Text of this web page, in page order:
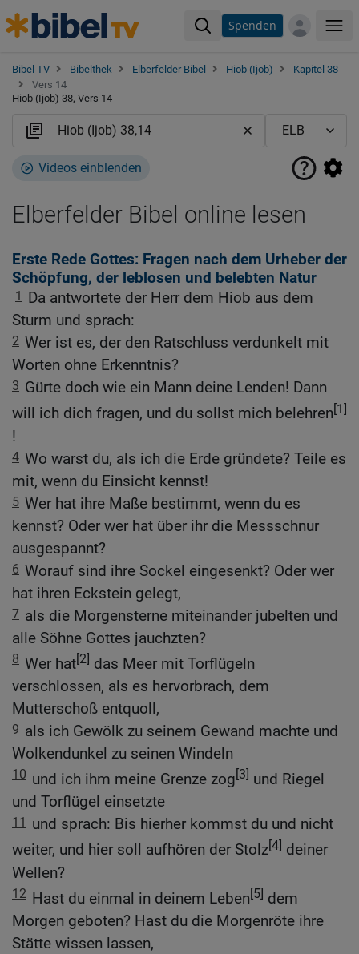
Spenden
Bibel TV Bibelthek Elberfelder Bibel Hiob (Ijob)
Kapitel 38
Vers 14
Hiob (Ijob) 38, Vers 14
Videos einblenden
Elberfelder Bibel online lesen
Erste Rede Gottes: Fragen nach dem Urheber der
Schöpfung, der leblosen und belebten Natur
1
Da antwortete der Herr dem Hiob aus dem
Sturm und sprach:
2 Wer ist es, der den Ratschluss verdunkelt mit
Worten ohne Erkenntnis?
3 Gürte doch wie ein Mann deine Lenden! Dann
will ich dich fragen, und du sollst mich belehren[1]
!
4 Wo warst du, als ich die Erde gründete? Teile es
mit, wenn du Einsicht kennst!
5 Wer hat ihre Maße bestimmt, wenn du es
kennst? Oder wer hat über ihr die Messschnur
ausgespannt?
6 Worauf sind ihre Sockel eingesenkt? Oder wer
hat ihren Eckstein gelegt,
7 als die Morgensterne miteinander jubelten und
alle Söhne Gottes jauchzten?
8 Wer hat[2] das Meer mit Torflügeln
verschlossen, als es hervorbrach, dem
Mutterschoß entquoll,
9 als ich Gewölk zu seinem Gewand machte und
Wolkendunkel zu seinen Windeln
10 und ich ihm meine Grenze zog[3] und Riegel
und Torflügel einsetzte
11
und sprach: Bis hierher kommst du und nicht
weiter, und hier soll aufhören der Stolz[4] deiner
Wellen?
12 Hast du einmal in deinem Leben[5] dem
Morgen geboten? Hast du die Morgenröte ihre
Stätte wissen lassen,